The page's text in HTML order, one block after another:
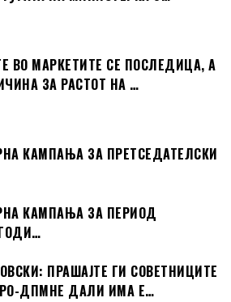
ВО МАРКЕТИТЕ СЕ ПОСЛЕДИЦА, А
ЗА РАСТОТ НА …
КАМПАЊА ЗА ПРЕТСЕДАТЕЛСКИ
КАМПАЊА ЗА ПЕРИОД
ПРАШАЈТЕ ГИ СОВЕТНИЦИТЕ
ДПМНЕ ДАЛИ ИМА Е…